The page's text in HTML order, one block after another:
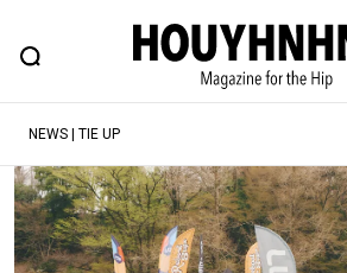
FEATURE BLOG
ヒップなファッション、カルチャー、ライフス
#注目のタグ
#SHOPPING ADDICT #憧れの逸
NEWS | TIE UP